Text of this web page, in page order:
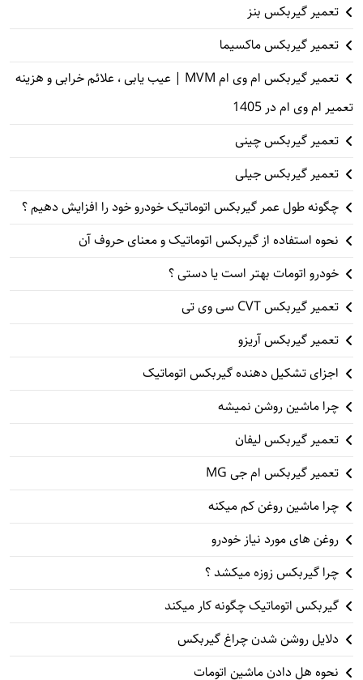
تعمیر گیربکس بنز
تعمیر گیربکس ماکسیما
تعمیر گیربکس ام وی ام MVM | عیب یابی ، علائم خرابی و هزینه
تعمیر ام وی ام در 1405
تعمیر گیربکس چینی
تعمیر گیربکس جیلی
چگونه طول عمر گیربکس اتوماتیک خودرو خود را افزایش دهیم ؟
نحوه استفاده از گیربکس اتوماتیک و معنای حروف آن
خودرو اتومات بهتر است یا دستی ؟
تعمیر گیربکس CVT سی وی تی
تعمیر گیربکس آریزو
اجزای تشکیل دهنده گیربکس اتوماتیک
چرا ماشین روشن نمیشه
تعمیر گیربکس لیفان
تعمیر گیربکس ام جی MG
چرا ماشین روغن کم میکنه
روغن های مورد نیاز خودرو
چرا گیربکس زوزه میکشد ؟
گیربکس اتوماتیک چگونه کار میکند
دلایل روشن شدن چراغ گیربکس
نحوه هل دادن ماشین اتومات